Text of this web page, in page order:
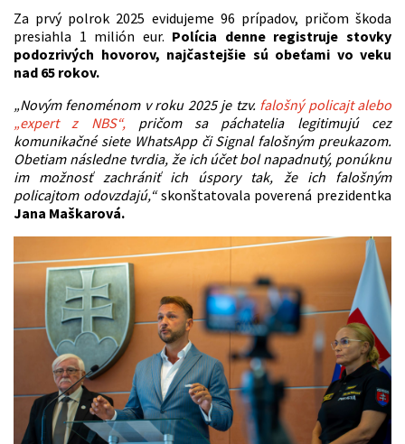
Za prvý polrok 2025 evidujeme 96 prípadov, pričom škoda
presiahla 1 milión eur. Polícia denne registruje stovky
podozrivých hovorov, najčastejšie sú obeťami vo veku
nad 65 rokov.
„Novým fenoménom v roku 2025 je tzv. falošný policajt alebo
„expert z NBS“,pričom sa páchatelia legitimujú cez
komunikačné siete WhatsApp či Signal falošným preukazom.
Obetiam následne tvrdia, že ich účet bol napadnutý, ponúknu
im možnosť zachrániť ich úspory tak, že ich falošným
policajtom odovzdajú,“skonštatovala poverená prezidentka
Jana Maškarová.